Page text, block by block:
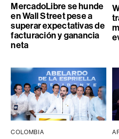
MercadoLibre se hunde
en Wall Street pese a
superar expectativas de
facturación y ganancia
neta
COLOMBIA